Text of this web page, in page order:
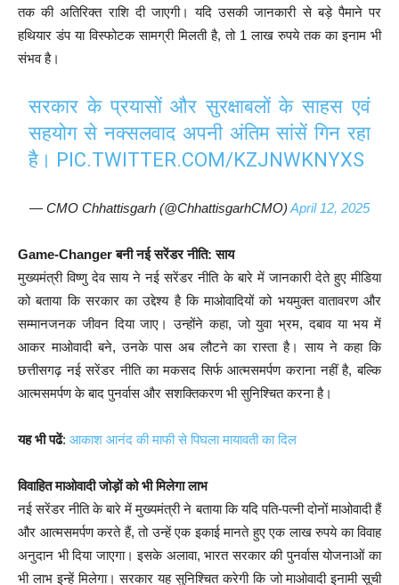
तक की अतिरिक्त राशि दी जाएगी। यदि उसकी जानकारी से बड़े पैमाने पर
हथियार डंप या विस्फोटक सामग्री मिलती है, तो 1 लाख रुपये तक का इनाम भी
संभव है।
सरकार के प्रयासों और सुरक्षाबलों के साहस एवं
सहयोग से नक्सलवाद अपनी अंतिम सांसें गिन रहा
है। PIC.TWITTER.COM/KZJNWKNYXS
— CMO Chhattisgarh (@ChhattisgarhCMO)April 12, 2025
Game-Changer बनी नई सरेंडर नीति: साय
मुख्यमंत्री विष्णु देव साय ने नई सरेंडर नीति के बारे में जानकारी देते हुए मीडिया
को बताया कि सरकार का उद्देश्य है कि माओवादियों को भयमुक्त वातावरण और
सम्मानजनक जीवन दिया जाए। उन्होंने कहा, जो युवा भ्रम, दबाव या भय में
आकर माओवादी बने, उनके पास अब लौटने का रास्ता है। साय ने कहा कि
छत्तीसगढ़ नई सरेंडर नीति का मकसद सिर्फ आत्मसमर्पण कराना नहीं है, बल्कि
आत्मसमर्पण के बाद पुनर्वास और सशक्तिकरण भी सुनिश्चित करना है।
यह भी पढें: आकाश आनंद की माफी से पिघला मायावती का दिल
विवाहित माओवादी जोड़ों को भी मिलेगा लाभ
नई सरेंडर नीति के बारे में मुख्यमंत्री ने बताया कि यदि पति-पत्नी दोनों माओवादी हैं
और आत्मसमर्पण करते हैं, तो उन्हें एक इकाई मानते हुए एक लाख रुपये का विवाह
अनुदान भी दिया जाएगा। इसके अलावा, भारत सरकार की पुनर्वास योजनाओं का
भी लाभ इन्हें मिलेगा। सरकार यह सुनिश्चित करेगी कि जो माओवादी इनामी सूची